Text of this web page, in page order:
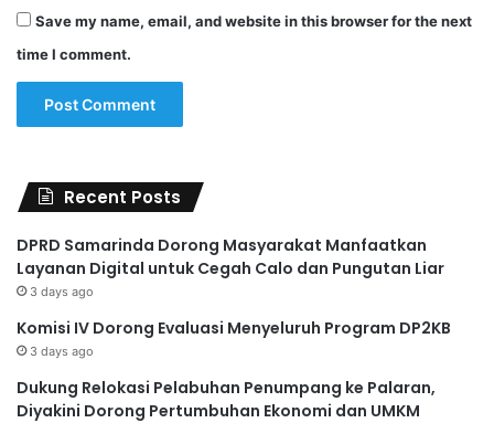
Save my name, email, and website in this browser for the next
time I comment.
Recent Posts
DPRD Samarinda Dorong Masyarakat Manfaatkan
Layanan Digital untuk Cegah Calo dan Pungutan Liar
3 days ago
Komisi IV Dorong Evaluasi Menyeluruh Program DP2KB
3 days ago
Dukung Relokasi Pelabuhan Penumpang ke Palaran,
Diyakini Dorong Pertumbuhan Ekonomi dan UMKM